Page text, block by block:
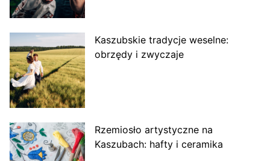
Kaszubskie tradycje weselne:
obrzędy i zwyczaje
Rzemiosło artystyczne na
Kaszubach: hafty i ceramika